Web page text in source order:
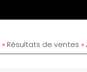
» Résultats de ventes »